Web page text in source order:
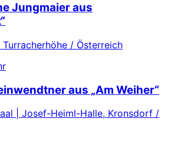
Jungmaier aus
/ Österreich
aus „Am Weiher“
| Josef-Heiml-Halle, Kronsdorf /